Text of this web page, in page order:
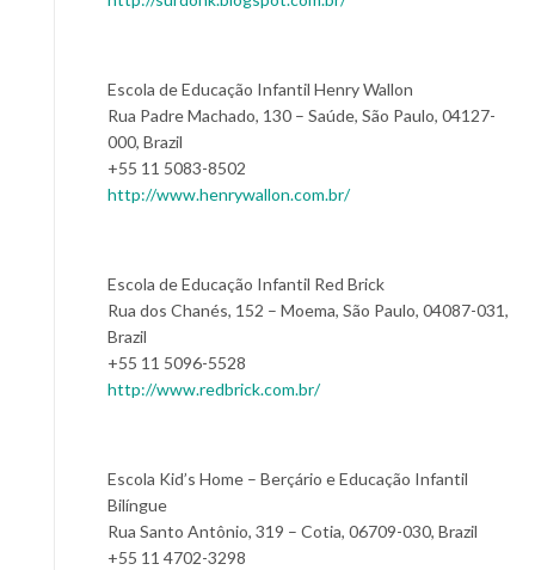
Escola de Educação Infantil Henry Wallon
Rua Padre Machado, 130 – Saúde, São Paulo, 04127-
000, Brazil
+55 11 5083-8502
http://www.henrywallon.com.br/
Escola de Educação Infantil Red Brick
Rua dos Chanés, 152 – Moema, São Paulo, 04087-031,
Brazil
+55 11 5096-5528
http://www.redbrick.com.br/
Escola Kid’s Home – Berçário e Educação Infantil
Bilíngue
Rua Santo Antônio, 319 – Cotia, 06709-030, Brazil
+55 11 4702-3298